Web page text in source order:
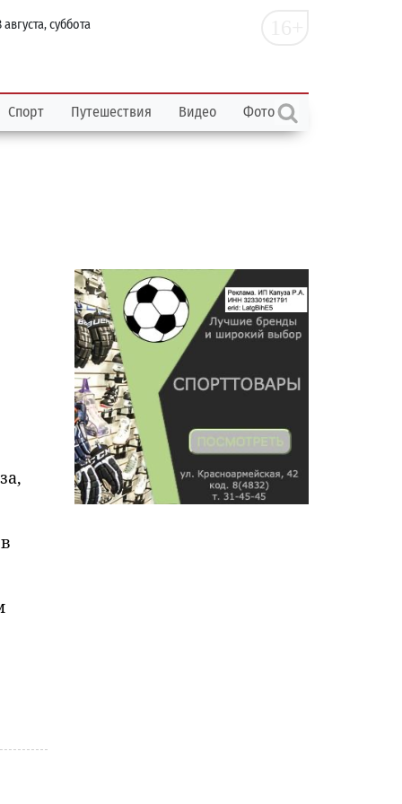
августа, суббота
Спорт Путешествия Видео Фото